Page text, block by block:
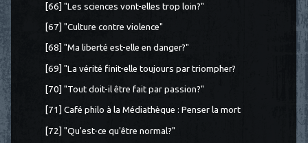
[66] "Les sciences vont-elles trop loin?"
[67] "Culture contre violence"
[68] "Ma liberté est-elle en danger?"
[69] "La vérité finit-elle toujours par triompher?
[70] "Tout doit-il être fait par passion?"
[71] Café philo à la Médiathèque : Penser la mort
[72] "Qu'est-ce qu'être normal?"